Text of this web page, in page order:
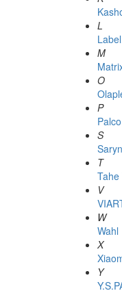
L
M
O
P
Palco
S
T
Tahe
V
W
Wahl
X
Y